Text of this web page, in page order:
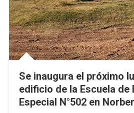
Se inaugura el próximo
edificio de la Escuela de
Especial N°502 en